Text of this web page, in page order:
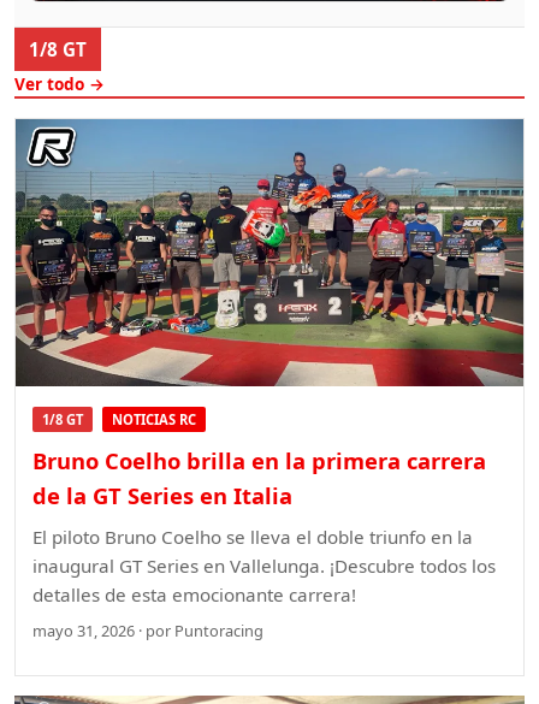
1/8 GT
Ver todo →
1/8 GT NOTICIAS RC
Bruno Coelho brilla en la primera carrera
de la GT Series en Italia
El piloto Bruno Coelho se lleva el doble triunfo en la
inaugural GT Series en Vallelunga. ¡Descubre todos los
detalles de esta emocionante carrera!
mayo 31, 2026 · por Puntoracing